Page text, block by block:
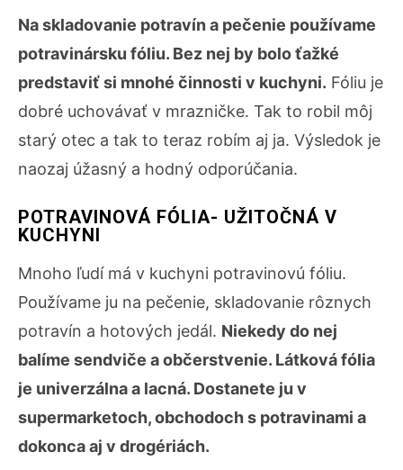
Na skladovanie potravín a pečenie používame
potravinársku fóliu. Bez nej by bolo ťažké
predstaviť si mnohé činnosti v kuchyni. Fóliu je
dobré uchovávať v mrazničke. Tak to robil môj
starý otec a tak to teraz robím aj ja. Výsledok je
naozaj úžasný a hodný odporúčania.
POTRAVINOVÁ FÓLIA- UŽITOČNÁ V
KUCHYNI
Mnoho ľudí má v kuchyni potravinovú fóliu.
Používame ju na pečenie, skladovanie rôznych
potravín a hotových jedál. Niekedy do nej
balíme sendviče a občerstvenie. Látková fólia
je univerzálna a lacná. Dostanete ju v
supermarketoch, obchodoch s potravinami a
dokonca aj v drogériách.